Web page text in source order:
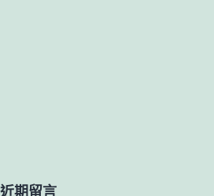
近期留言